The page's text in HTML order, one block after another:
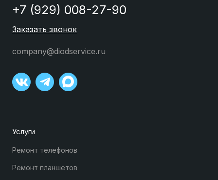
+7 (929) 008-27-90
Заказать звонок
company@diodservice.ru
Услуги
Ремонт телефонов
Ремонт планшетов